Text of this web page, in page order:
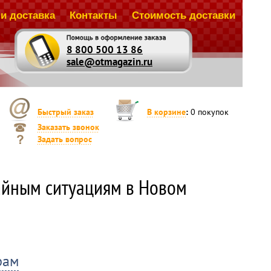
8 800 500 13 86
sale@otmagazin.ru
доставка Контакты Стоимость доставки
Быстрый заказ В корзине: 0 покупок
Заказать звонок
Задать вопрос
ситуациям в Новом
3%
5%
10%
скидка 15% или кофемолка Philips HD7762 в
магазине.